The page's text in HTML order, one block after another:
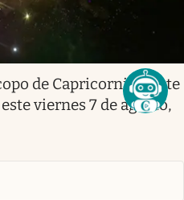
de Capricornio: así te
viernes 7 de agosto,